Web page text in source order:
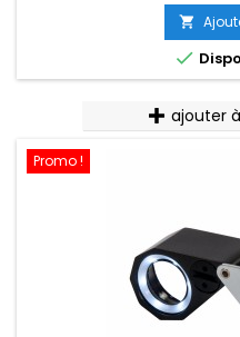


ajouter
Promo !